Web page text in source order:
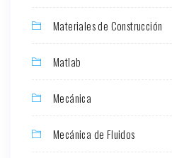
Materiales de Construcción
Matlab
Mecánica
Mecánica de Fluidos